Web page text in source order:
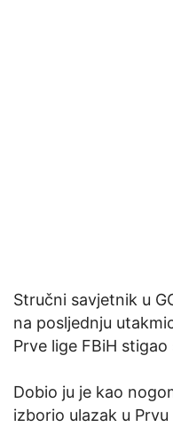
Stručni savjetnik u
na posljednju
Prve lige FBiH
Dobio ju je kao
izborio ulazak u